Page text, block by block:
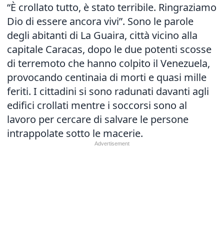
“È crollato tutto, è stato terribile. Ringraziamo
Dio di essere ancora vivi”. Sono le parole
degli abitanti di La Guaira, città vicino alla
capitale Caracas, dopo le due potenti scosse
di terremoto che hanno colpito il Venezuela,
provocando centinaia di morti e quasi mille
feriti. I cittadini si sono radunati davanti agli
edifici crollati mentre i soccorsi sono al
lavoro per cercare di salvare le persone
intrappolate sotto le macerie.